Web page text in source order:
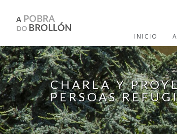
INICIO
CHARLA Y
PERSOAS